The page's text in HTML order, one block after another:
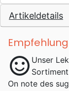
Artikeldetails
sentiment_satisfied Unser
On note des